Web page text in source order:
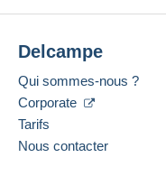
Delcampe
Qui sommes-nous ?
Corporate
Tarifs
Nous contacter